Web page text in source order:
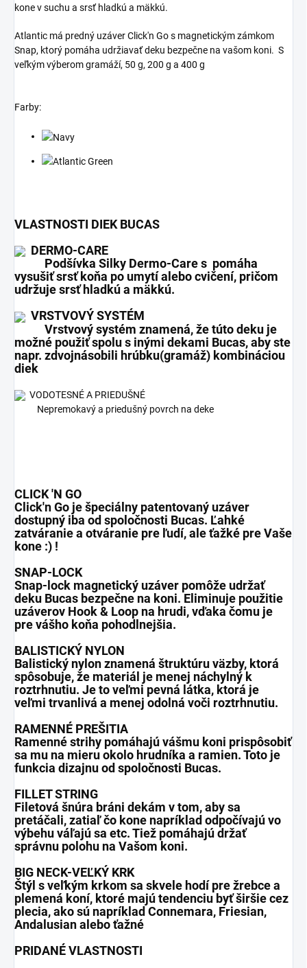
kone v suchu a srsť hladkú a mäkkú.
Atlantic má predný uzáver Click'n Go s magnetickým zámkom
Snap, ktorý pomáha udržiavať deku bezpečne na vašom koni. S
veľkým výberom gramáží, 50 g, 200 g a 400 g
Farby:
VLASTNOSTI DIEK BUCAS
DERMO-CARE
Podšívka Silky Dermo-Care s pomáha
vysušiť srsť koňa po umytí alebo cvičení, pričom
udržuje srsť hladkú a mäkkú.
VRSTVOVÝ SYSTÉM
Vrstvový systém znamená, že túto deku je
možné použiť spolu s inými dekami Bucas, aby ste
napr. zdvojnásobili hrúbku(gramáž) kombináciou
diek
VODOTESNÉ A PRIEDUŠNÉ
Nepremokavý a priedušný povrch na deke
CLICK 'N GO
Click'n Go je špeciálny patentovaný uzáver
dostupný iba od spoločnosti Bucas. Ľahké
zatváranie a otváranie pre ľudí, ale ťažké pre Vaše
kone :) !
SNAP-LOCK
Snap-lock magnetický uzáver pomôže udržať
deku Bucas bezpečne na koni. Eliminuje použitie
uzáverov Hook & Loop na hrudi, vďaka čomu je
pre vášho koňa pohodlnejšia.
BALISTICKÝ NYLON
Balistický nylon znamená štruktúru väzby, ktorá
spôsobuje, že materiál je menej náchylný k
roztrhnutiu. Je to veľmi pevná látka, ktorá je
veľmi trvanlivá a menej odolná voči roztrhnutiu.
RAMENNÉ PREŠITIA
Ramenné strihy pomáhajú vášmu koni prispôsobiť
sa mu na mieru okolo hrudníka a ramien. Toto je
funkcia dizajnu od spoločnosti Bucas.
FILLET STRING
Filetová šnúra bráni dekám v tom, aby sa
pretáčali, zatiaľ čo kone napríklad odpočívajú vo
výbehu váľajú sa etc. Tiež pomáhajú držať
správnu polohu na Vašom koni.
BIG NECK-VEĽKÝ KRK
Štýl s veľkým krkom sa skvele hodí pre žrebce a
plemená koní, ktoré majú tendenciu byť širšie cez
plecia, ako sú napríklad Connemara, Friesian,
Andalusian alebo ťažné
PRIDANÉ VLASTNOSTI